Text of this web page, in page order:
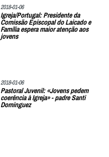
2018-01-06
Igreja/Portugal: Presidente da
Comissão Episcopal do Laicado e
Família espera maior atenção aos
jovens
2018-01-06
Pastoral Juvenil: «Jovens pedem
coerência à Igreja» - padre Santi
Dominguez